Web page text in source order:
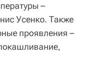
–
Усенко. Также
проявления –